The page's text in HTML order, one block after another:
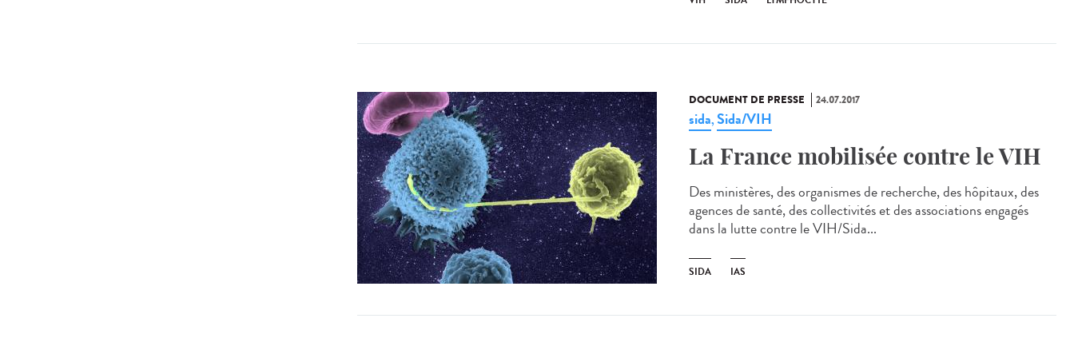
DOCUMENT DE PRESSE 24.07.2017
sida,Sida/VIH
La France mobilisée contre le VIH
Des ministères, des organismes de recherche, des hôpitaux, des
agences de santé, des collectivités et des associations engagés
dans la lutte contre le VIH/Sida...
SIDA IAS